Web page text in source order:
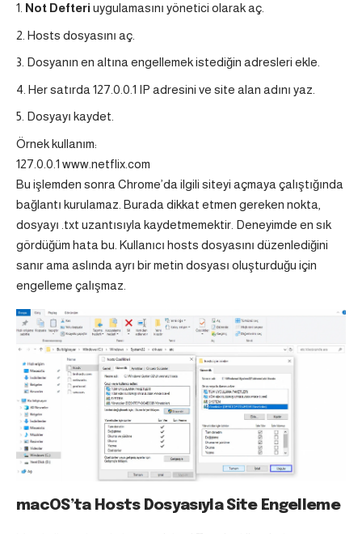
Not Defteri uygulamasını yönetici olarak aç.
Hosts dosyasını aç.
Dosyanın en altına engellemek istediğin adresleri ekle.
Her satırda 127.0.0.1 IP adresini ve site alan adını yaz.
Dosyayı kaydet.
Örnek kullanım:
127.0.0.1 www.netflix.com
Bu işlemden sonra Chrome’da ilgili siteyi açmaya çalıştığında
bağlantı kurulamaz. Burada dikkat etmen gereken nokta,
dosyayı .txt uzantısıyla kaydetmemektir. Deneyimde en sık
gördüğüm hata bu. Kullanıcı hosts dosyasını düzenlediğini
sanır ama aslında ayrı bir metin dosyası oluşturduğu için
engelleme çalışmaz.
macOS’ta Hosts Dosyasıyla Site Engelleme